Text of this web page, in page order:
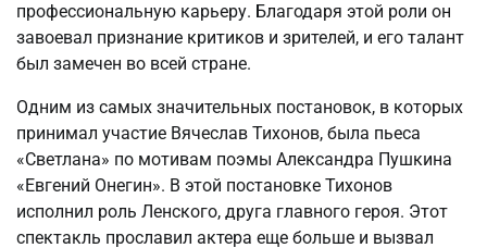
профессиональную карьеру. Благодаря этой роли он
завоевал признание критиков и зрителей, и его талант
был замечен во всей стране.
Одним из самых значительных постановок, в которых
принимал участие Вячеслав Тихонов, была пьеса
«Светлана» по мотивам поэмы Александра Пушкина
«Евгений Онегин». В этой постановке Тихонов
исполнил роль Ленского, друга главного героя. Этот
спектакль прославил актера еще больше и вызвал